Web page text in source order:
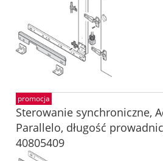
Sterowanie synchroniczne,
Parallelo, długość
40805409
promocja